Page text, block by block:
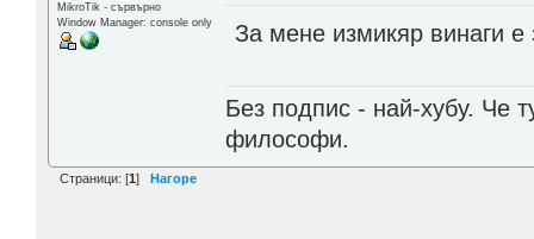
MikroTik - сървърно
Window Manager: console only
За мене измикяр винаги
Без подпис - най-хубу. Че
философи.
Страници: [1] Нагоре